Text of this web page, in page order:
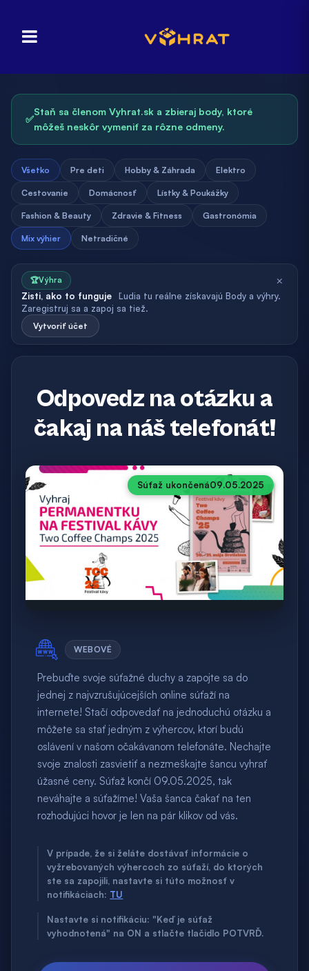
✅
Staň sa členom Vyhrat.sk a zbieraj body, ktoré
môžeš neskôr vymeniť za rôzne odmeny.
Všetko Pre deti Hobby & Záhrada Elektro
Cestovanie Domácnosť Lístky & Poukážky
Fashion & Beauty Zdravie & Fitness Gastronómia
Mix výhier Netradičné
🏆Výhra
Zisti, ako to funguje
Ľudia tu reálne získavajú Body a výhry.
Zaregistruj sa a zapoj sa tiež.
Vytvoriť účet
×
Odpovedz na otázku a
čakaj na náš telefonát!
Súťaž ukončená09.05.2025
WEBOVÉ
Prebuďte svoje súťažné duchy a zapojte sa do
jednej z najvzrušujúcejších online súťaží na
internete! Stačí odpovedať na jednoduchú otázku a
môžete sa stať jedným z výhercov, ktorí budú
oslávení v našom očakávanom telefonáte. Nechajte
svoje znalosti zasvietiť a nezmeškajte šancu vyhrať
úžasné ceny. Súťaž končí 09.05.2025, tak
neváhajte a súťažíme! Vaša šanca čakať na ten
rozhodujúci hovor je len na pár klikov od vás.
V prípade, že si želáte dostávať informácie o
vyžrebovaných výhercoch zo súťaží, do ktorých
ste sa zapojili, nastavte si túto možnosť v
notifikáciach: TU
Nastavte si notifikáciu: "Keď je súťaž
vyhodnotená" na ON a stlačte tlačidlo POTVRĎ.